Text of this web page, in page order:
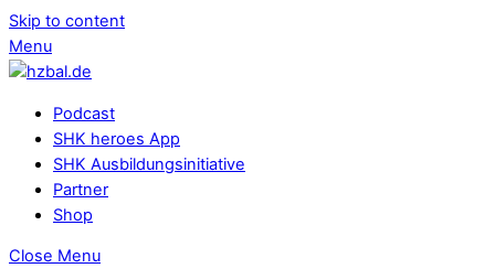
Skip to content
Menu
Podcast
SHK heroes App
SHK Ausbildungsinitiative
Partner
Shop
Close Menu